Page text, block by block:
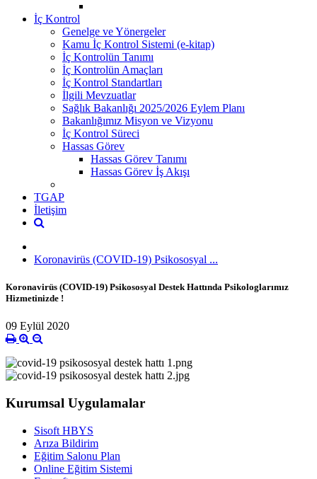
İç Kontrol
Genelge ve Yönergeler
Kamu İç Kontrol Sistemi (e-kitap)
İç Kontrolün Tanımı
İç Kontrolün Amaçları
İç Kontrol Standartları
İlgili Mevzuatlar
Sağlık Bakanlığı 2025/2026 Eylem Planı
Bakanlığımız Misyon ve Vizyonu
İç Kontrol Süreci
Hassas Görev
Hassas Görev Tanımı
Hassas Görev İş Akışı
TGAP
İletişim
Koronavirüs (COVID-19) Psikososyal ...
Koronavirüs (COVID-19) Psikososyal Destek Hattında Psikologlarımız
Hizmetinizde !
09 Eylül 2020
Kurumsal Uygulamalar
Sisoft HBYS
Arıza Bildirim
Eğitim Salonu Plan
Online Eğitim Sistemi